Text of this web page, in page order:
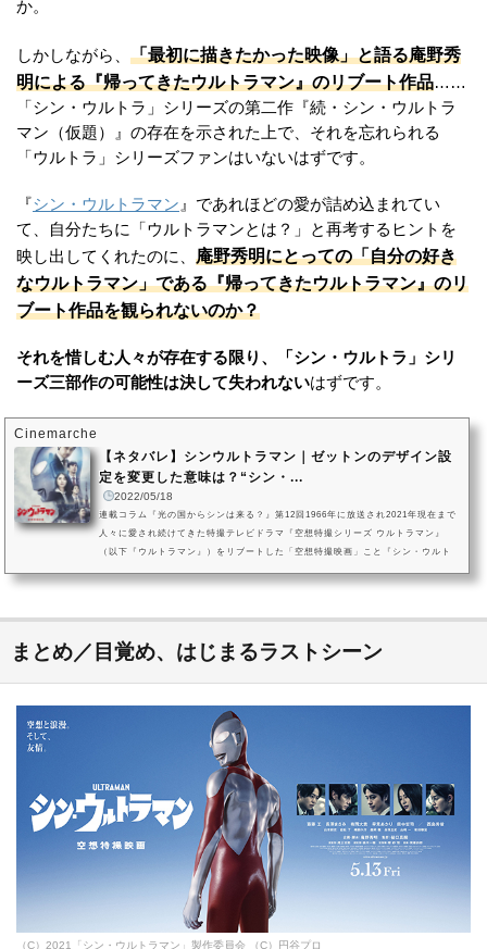
か。
しかしながら、 「最初に描きたかった映像」と語る庵野秀
明による『帰ってきたウルトラマン』のリブート作品……
「シン・ウルトラ」シリーズの第二作『続・シン・ウルトラ
マン（仮題）』の存在を示された上で、それを忘れられる
「ウルトラ」シリーズファンはいないはずです。
『シン・ウルトラマン 』であれほどの愛が詰め込まれてい
て、自分たちに「ウルトラマンとは？」と再考するヒントを
映し出してくれたのに、 庵野秀明にとっての「自分の好き
なウルトラマン」である『帰ってきたウルトラマン』のリ
ブート作品を観られないのか？
それを惜しむ人々が存在する限り、「シン・ウルトラ」シリ
ーズ三部作の可能性は決して失われないはずです。
Cinemarche
【ネタバレ】シンウルトラマン｜ゼットンのデザイン設
定を変更した意味は？“シン・...
2022/05/18
連載コラム『光の国からシンは来る？』第12回1966年に放送され2021年現在まで
人々に愛され続けてきた特撮テレビドラマ『空想特撮シリーズ ウルトラマン』
（以下『ウルトラマン』）をリブートした「空想特撮映画」こと『シン・ウルト
mazon Prime Videoでの独占配信が開始されました。本記事では、「光の星の使
設定のもと登場した人気怪獣・ゼットンをピックアップ。「ウルトラマ...
まとめ／目覚め、はじまるラストシーン
（C）2021「シン・ウルトラマン」製作委員会 （C）円谷プロ